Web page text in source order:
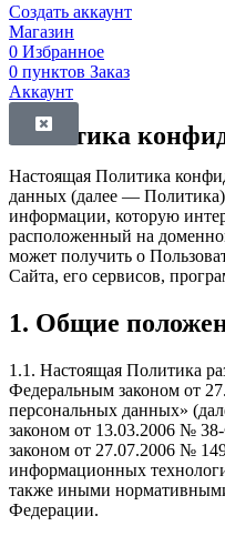
Создать аккаунт
Магазин
0 Избранное
0 пунктов Заказ
Аккаунт
Политика
Настоящая Политика
данных (далее —
информации, которую
расположенный на
может получить о
Сайта, его сервисов,
1. Общие
1.1. Настоящая Политика
Федеральным законом от
персональных данных»
законом от 13.03.2006 №
законом от 27.07.2006 №
информационных
также иными
Федерации.